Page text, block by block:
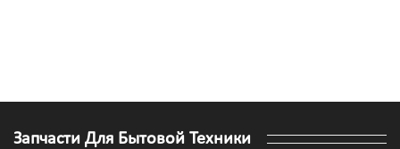
Запчасти Для Бытовой Техники